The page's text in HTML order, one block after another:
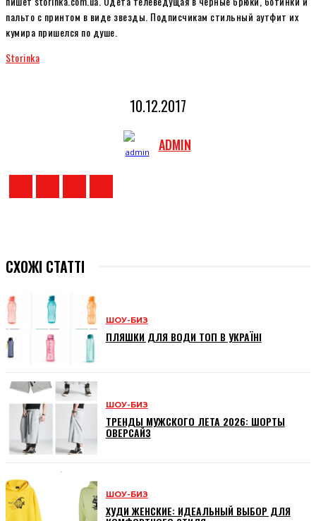
пальто с принтом в виде звезды. Подписчикам стильный аутфит их
кумира пришелся по душе.
Storinka
10.12.2017
ADMIN
СХОЖІ СТАТТІ
ШОУ-БИЗ
ПЛЯШКИ ДЛЯ ВОДИ ТОП В УКРАЇНІ
ШОУ-БИЗ
ТРЕНДЫ МУЖСКОГО ЛЕТА 2026: ШОРТЫ
ОВЕРСАЙЗ
ШОУ-БИЗ
ХУДИ ЖЕНСКИЕ: ИДЕАЛЬНЫЙ ВЫБОР ДЛЯ